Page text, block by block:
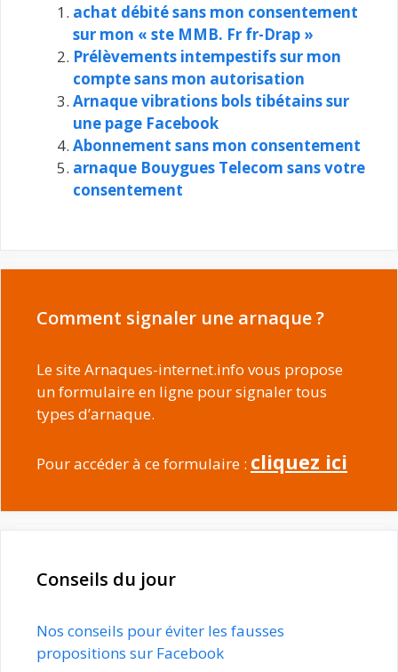
achat débité sans mon consentement
sur mon « ste MMB. Fr fr-Drap »
Prélèvements intempestifs sur mon
compte sans mon autorisation
Arnaque vibrations bols tibétains sur
une page Facebook
Abonnement sans mon consentement
arnaque Bouygues Telecom sans votre
consentement
Comment signaler une arnaque ?
Le site Arnaques-internet.info vous propose
un formulaire en ligne pour signaler tous
types d’arnaque.
Pour accéder à ce formulaire : cliquez ici
Conseils du jour
Nos conseils pour éviter les fausses
propositions sur Facebook